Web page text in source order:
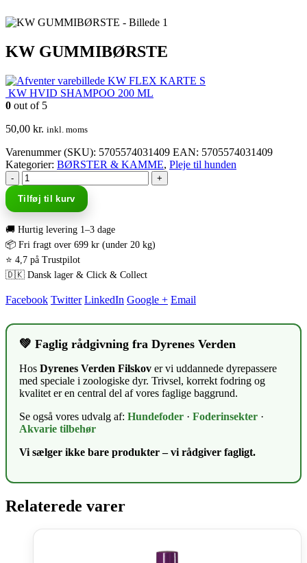
KW GUMMIBØRSTE
KW FLEX KARTE S
KW HVID SHAMPOO 200 ML
0 out of 5
50,00 kr. inkl. moms
Varenummer (SKU): 5705574031409 EAN: 5705574031409
Kategorier: BØRSTER & KAMME, Pleje til hunden
-
+
Tilføj til kurv
🚚 Hurtig levering 1–3 dage
📦 Fri fragt over 699 kr (under 20 kg)
⭐ 4,7 på Trustpilot
🇩🇰 Dansk lager & Click & Collect
Facebook Twitter LinkedIn Google + Email
💚 Faglig rådgivning fra Dyrenes Verden
Hos Dyrenes Verden Filskov er vi uddannede dyrepassere
med speciale i zoologiske dyr. Trivsel, korrekt fodring og
kvalitet er en central del af vores faglige baggrund.
Se også vores udvalg af: Hundefoder · Foderinsekter ·
Akvarie tilbehør
Vi sælger ikke bare produkter – vi rådgiver fagligt.
Relaterede varer